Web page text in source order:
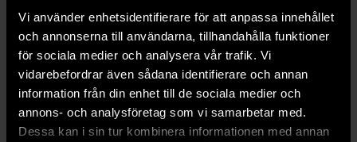
Vi använder enhetsidentifierare för att anpassa innehållet
och annonserna till användarna, tillhandahålla funktioner
för sociala medier och analysera vår trafik. Vi
vidarebefordrar även sådana identifierare och annan
information från din enhet till de sociala medier och
annons- och analysföretag som vi samarbetar med.
Dessa kan i sin tur kombinera informationen med annan